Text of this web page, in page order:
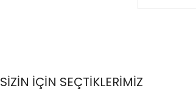
SİZİN İÇİN SEÇTİKLERİMİZ